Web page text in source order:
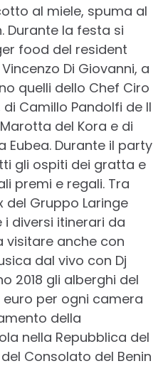
al miele, spuma al
Durante la festa si
food del resident
Di Giovanni, a
quelli dello Chef Ciro
di Camillo Pandolfi de Il
deI Kora e di
Eubea. Durante il party
gli ospiti dei gratta e
premi e regali. Tra
Gruppo Laringe
diversi itinerari da
visitare anche con
dal vivo con Dj
2018 gli alberghi del
per ogni camera
della
nella Repubblica del
Consolato del Benin